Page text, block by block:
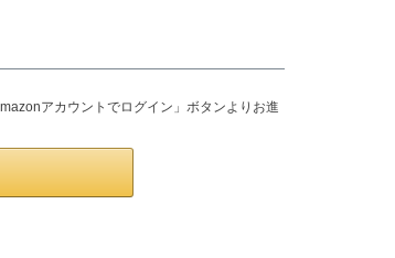
アカウントでログイン」ボタンよりお進